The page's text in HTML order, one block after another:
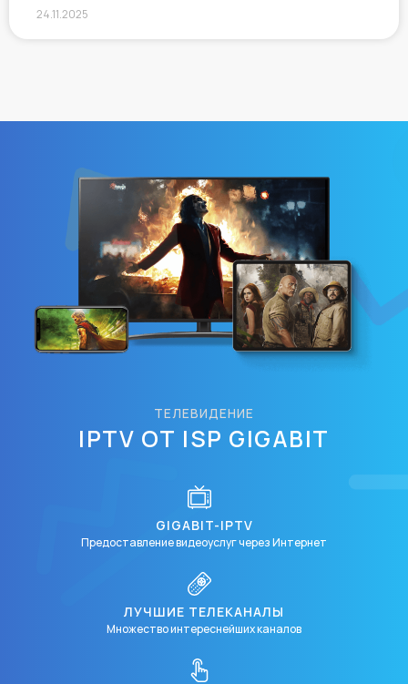
24.11.2025
ТЕЛЕВИДЕНИЕ
IPTV ОТ ISP GIGABIT
GIGABIT-IPTV
Предоставление видеоуслуг через Интернет
ЛУЧШИЕ ТЕЛЕКАНАЛЫ
Множество интереснейших каналов